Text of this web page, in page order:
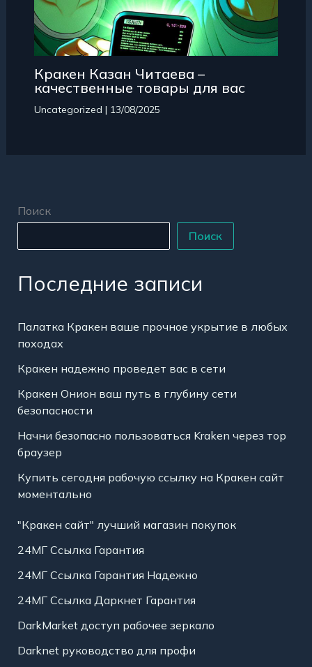
Кракен Казан Читаева –
качественные товары для вас
Uncategorized | 13/08/2025
Поиск
Поиск
Последние записи
Палатка Кракен ваше прочное укрытие в любых
походах
Кракен надежно проведет вас в сети
Кракен Онион ваш путь в глубину сети
безопасности
Начни безопасно пользоваться Kraken через тор
браузер
Купить сегодня рабочую ссылку на Кракен сайт
моментально
"Кракен сайт" лучший магазин покупок
24МГ Ссылка Гарантия
24МГ Ссылка Гарантия Надежно
24МГ Ссылка Даркнет Гарантия
DarkMarket доступ рабочее зеркало
Darknet руководство для профи